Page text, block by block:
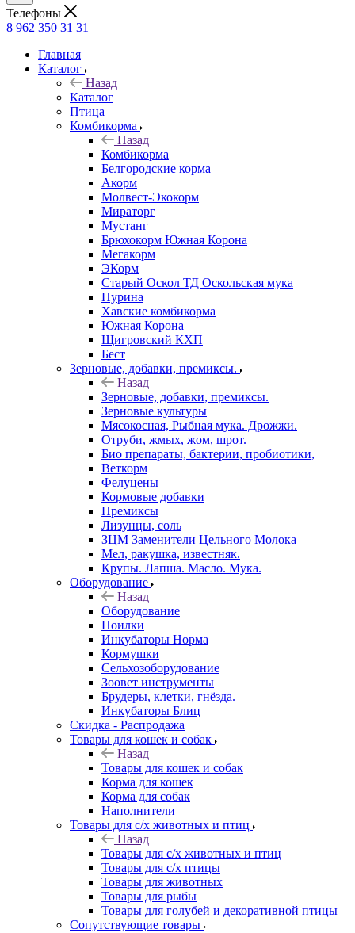
Телефоны
8 962 350 31 31
Главная
Каталог
Назад
Каталог
Птица
Комбикорма
Назад
Комбикорма
Белгородские корма
Акорм
Молвест-Экокорм
Мираторг
Мустанг
Брюхокорм Южная Корона
Мегакорм
ЭКорм
Старый Оскол ТД Оскольская мука
Пурина
Хавские комбикорма
Южная Корона
Щигровский КХП
Бест
Зерновые, добавки, премиксы.
Назад
Зерновые, добавки, премиксы.
Зерновые культуры
Мясокосная, Рыбная мука. Дрожжи.
Отруби, жмых, жом, шрот.
Био препараты, бактерии, пробиотики,
Веткорм
Фелуцены
Кормовые добавки
Премиксы
Лизунцы, соль
ЗЦМ Заменители Цельного Молока
Мел, ракушка, известняк.
Крупы. Лапша. Масло. Мука.
Оборудование
Назад
Оборудование
Поилки
Инкубаторы Норма
Кормушки
Сельхозоборудование
Зоовет инструменты
Брудеры, клетки, гнёзда.
Инкубаторы Блиц
Скидка - Распродажа
Товары для кошек и собак
Назад
Товары для кошек и собак
Корма для кошек
Корма для собак
Наполнители
Товары для с/х животных и птиц
Назад
Товары для с/х животных и птиц
Товары для с/х птицы
Товары для животных
Товары для рыбы
Товары для голубей и декоративной птицы
Сопутствующие товары